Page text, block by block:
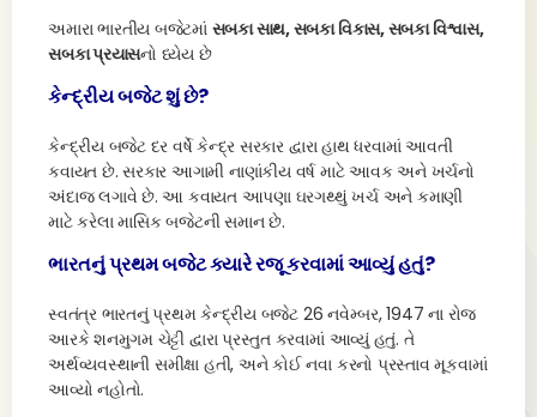
અમારા ભારતીય બજેટમાં સબકા સાથ, સબકા વિકાસ, સબકા વિશ્વાસ,
સબકા પ્રયાસનો ધ્યેય છે
કેન્દ્રીય બજેટ શું છે?
કેન્દ્રીય બજેટ દર વર્ષે કેન્દ્ર સરકાર દ્વારા હાથ ધરવામાં આવતી
કવાયત છે. સરકાર આગામી નાણાંકીય વર્ષ માટે આવક અને ખર્ચનો
અંદાજ લગાવે છે. આ કવાયત આપણા ઘરગથ્થું ખર્ચ અને કમાણી
માટે કરેલા માસિક બજેટની સમાન છે.
ભારતનું પ્રથમ બજેટ ક્યારે રજૂ કરવામાં આવ્યું હતું?
સ્વતંત્ર ભારતનું પ્રથમ કેન્દ્રીય બજેટ 26 નવેમ્બર, 1947 ના રોજ
આરકે શનમુગમ ચેટ્ટી દ્વારા પ્રસ્તુત કરવામાં આવ્યું હતું. તે
અર્થવ્યવસ્થાની સમીક્ષા હતી, અને કોઈ નવા કરનો પ્રસ્તાવ મૂકવામાં
આવ્યો નહોતો.